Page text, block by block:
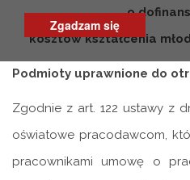
o
kosztów kształcenia
Podmioty uprawnione do
Zgodnie z art. 122 ustawy z
oświatowe pracodawcom,
pracownikami umowę o
Zgadzam się